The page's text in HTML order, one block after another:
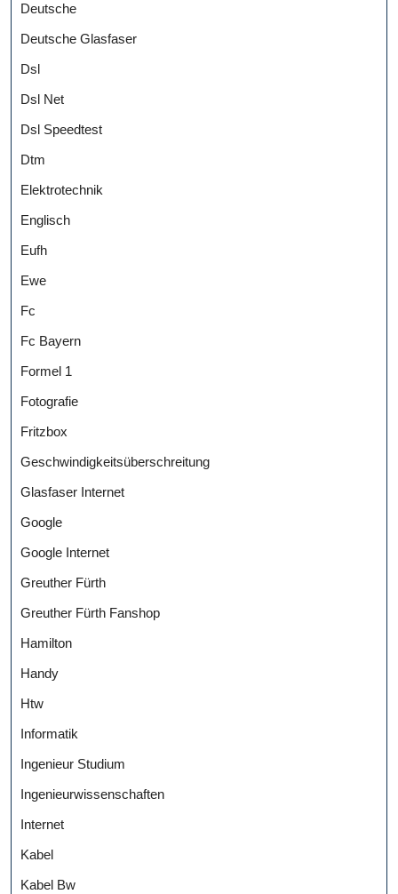
Deutsche
Deutsche Glasfaser
Dsl
Dsl Net
Dsl Speedtest
Dtm
Elektrotechnik
Englisch
Eufh
Ewe
Fc
Fc Bayern
Formel 1
Fotografie
Fritzbox
Geschwindigkeitsüberschreitung
Glasfaser Internet
Google
Google Internet
Greuther Fürth
Greuther Fürth Fanshop
Hamilton
Handy
Htw
Informatik
Ingenieur Studium
Ingenieurwissenschaften
Internet
Kabel
Kabel Bw